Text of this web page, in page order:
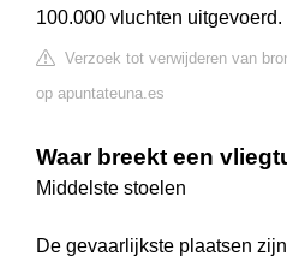
100.000 vluchten uitgevoerd.
Verzoek tot verwijderen van
op apuntateuna.es
Waar breekt een
Middelste stoelen
De gevaarlijkste plaatsen